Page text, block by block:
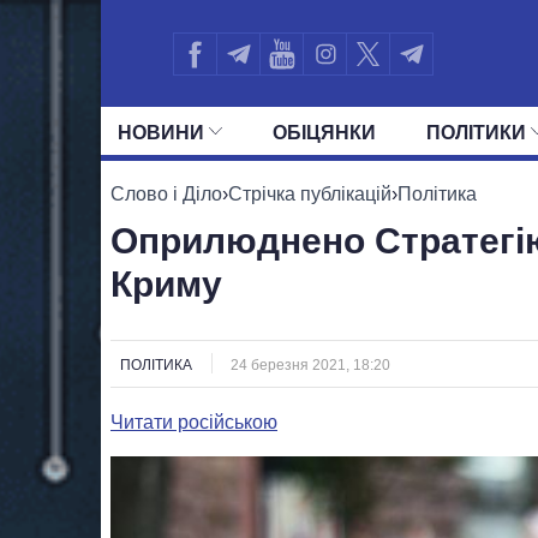
НОВИНИ ОБIЦЯНКИ ПОЛIТИКИ
УСІ ПОЛІТИКИ ПРЕЗИДЕНТ І ОФІС
Слово і Діло›Стрічка публікацій›Політика
Оприлюднено Стратегію
Криму
ПОЛІТИКА 24 березня 2021, 18:20
Читати російською